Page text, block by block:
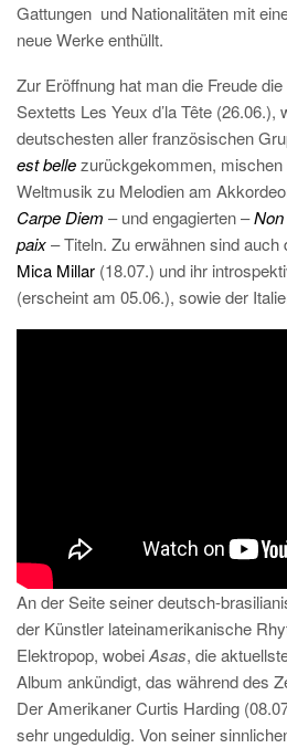
Gattungen und Nationalitäten mit
neue Werke enthüllt.
Zur Eröffnung hat man die Freude
Sextetts Les Yeux d’la Tête (26.06.),
deutschesten aller französischen
est bellezurückgekommen,
Weltmusik zu Melodien am
Carpe Diem – und engagierten –Non
paix– Titeln. Zu erwähnen sind
Mica Millar (18.07.) und ihr
(erscheint am 05.06.), sowie der
An der Seite seiner deutsch-
der Künstler lateinamerikanische
Elektropop, wobeiAsas, die
Album ankündigt, das während des
Der Amerikaner Curtis Harding
sehr ungeduldig. Von seiner